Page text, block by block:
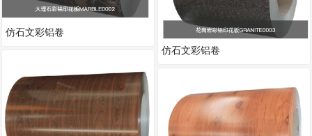
仿石文彩铝卷
仿石文彩铝卷